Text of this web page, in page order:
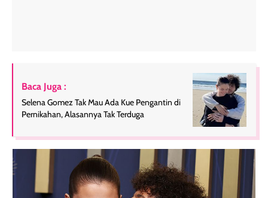
Baca Juga :
Selena Gomez Tak Mau Ada Kue Pengantin di
Pernikahan, Alasannya Tak Terduga